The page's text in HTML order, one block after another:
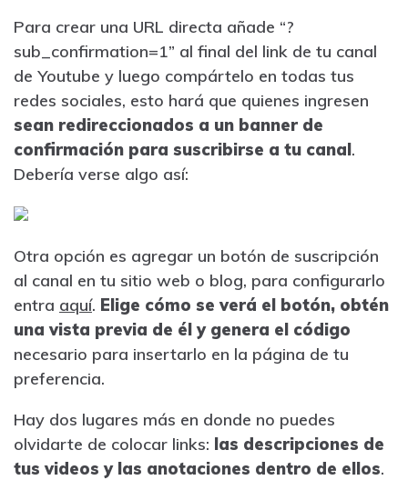
Para crear una URL directa añade “?
sub_confirmation=1” al final del link de tu canal
de Youtube y luego compártelo en todas tus
redes sociales, esto hará que quienes ingresen
sean redireccionados a un banner de
confirmación para suscribirse a tu canal.
Debería verse algo así:
Otra opción es agregar un botón de suscripción
al canal en tu sitio web o blog, para configurarlo
entra aquí. Elige cómo se verá el botón, obtén
una vista previa de él y genera el código
necesario para insertarlo en la página de tu
preferencia.
Hay dos lugares más en donde no puedes
olvidarte de colocar links: las descripciones de
tus videos y las anotaciones dentro de ellos.